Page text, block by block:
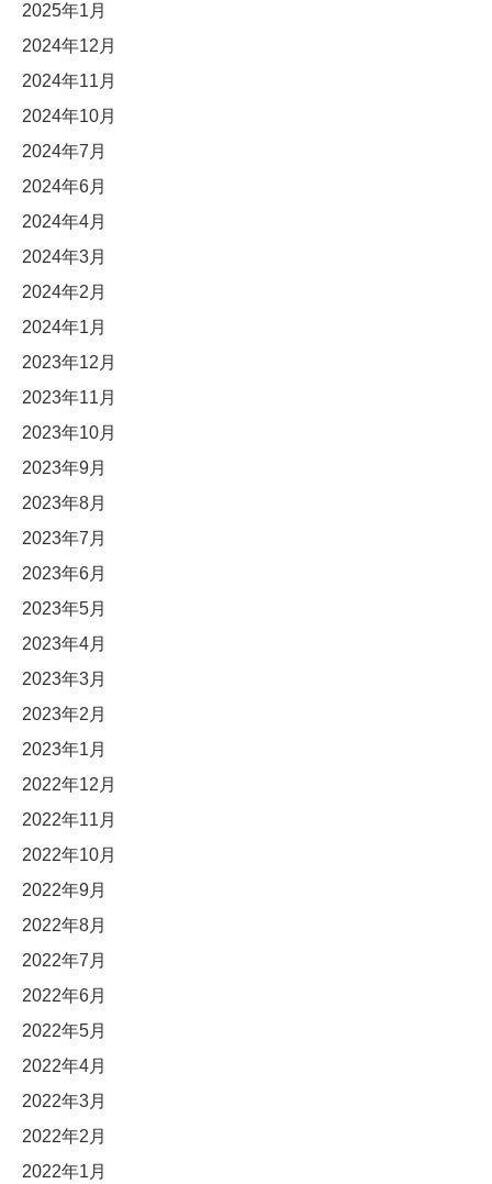
2025年1月
2024年12月
2024年11月
2024年10月
2024年7月
2024年6月
2024年4月
2024年3月
2024年2月
2024年1月
2023年12月
2023年11月
2023年10月
2023年9月
2023年8月
2023年7月
2023年6月
2023年5月
2023年4月
2023年3月
2023年2月
2023年1月
2022年12月
2022年11月
2022年10月
2022年9月
2022年8月
2022年7月
2022年6月
2022年5月
2022年4月
2022年3月
2022年2月
2022年1月